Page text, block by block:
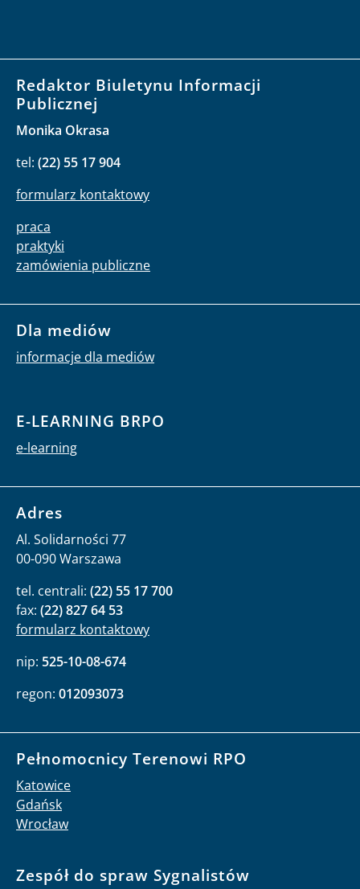
Redaktor Biuletynu Informacji
Publicznej
Monika Okrasa
tel: (22) 55 17 904
formularz kontaktowy
praca
praktyki
zamówienia publiczne
Dla mediów
informacje dla mediów
E-LEARNING BRPO
e-learning
Adres
Al. Solidarności 77
00-090 Warszawa
tel. centrali: (22) 55 17 700
fax: (22) 827 64 53
formularz kontaktowy
nip: 525-10-08-674
regon: 012093073
Pełnomocnicy Terenowi RPO
Katowice
Gdańsk
Wrocław
Zespół do spraw Sygnalistów